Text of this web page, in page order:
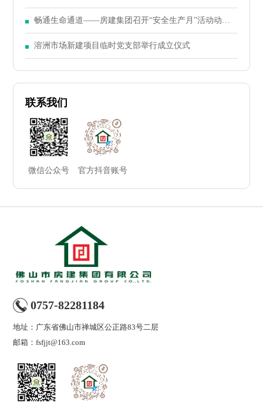
东大会
畅通生命通道——房建集团召开“安全生产月”活动动员
大会
溶洲市场新建项目临时党支部举行成立仪式
联系我们
微信公众号 官方抖音账号
0757-82281184
地址：广东省佛山市禅城区公正路83号二层
邮箱：fsfjjt@163.com